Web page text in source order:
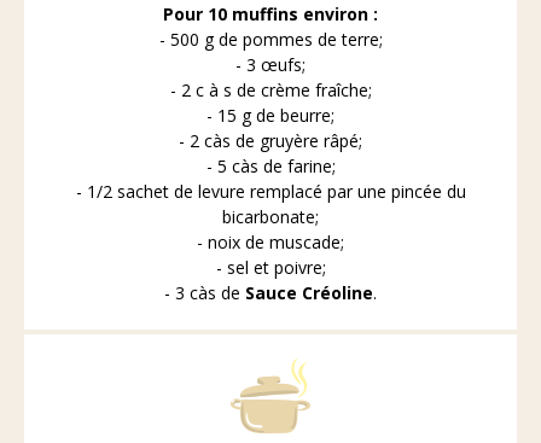
Pour 10 muffins environ :
- 500 g de pommes de terre;
- 3 œufs;
- 2 c à s de crème fraîche;
- 15 g de beurre;
- 2 càs de gruyère râpé;
- 5 càs de farine;
- 1/2 sachet de levure remplacé par une pincée du
bicarbonate;
- noix de muscade;
- sel et poivre;
- 3 càs de Sauce Créoline.